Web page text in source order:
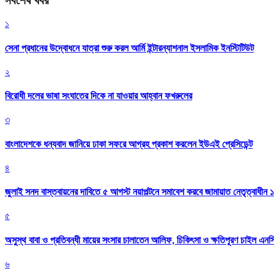
১
সেনা প্রধানের উদ্বোধনে যাত্রা শুরু করল আর্মি ইন্টারন্যাশনাল ইসলামিক ইনস্টিটিউট
২
বিরোধী দলের ভাষা সংঘাতের দিকে না যাওয়ার আহ্বান ফখরুলের
৩
বাংলাদেশকে ধন্যবাদ জানিয়ে ঢাকা সফরে আগ্রহ প্রকাশ করলেন ইউএই প্রেসিডেন্ট
৪
জুলাই সনদ বাস্তবায়নের দাবিতে ৫ আগস্ট নয়াপল্টনে সমাবেশ করবে জামায়াত নেতৃত্বাধীন
৫
অসুস্থ বাবা ও প্রতিবন্ধী মায়ের সংসার চালাতেন আলিফ, চিকিৎসা ও ক্ষতিপূরণ চাইল
৬